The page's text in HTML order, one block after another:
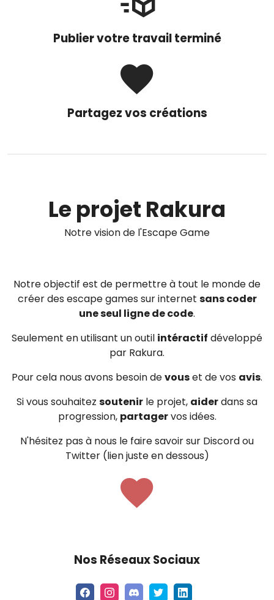
Publier votre travail terminé
Partagez vos créations
Le projet Rakura
Notre vision de l'Escape Game
Notre objectif est de permettre à tout le monde de
créer des escape games sur internet sans coder
une seul ligne de code.
Seulement en utilisant un outil intéractif développé
par Rakura.
Pour cela nous avons besoin devouset de vos avis.
Si vous souhaitez soutenir le projet, aiderdans sa
progression, partagervos idées.
N'hésitez pas à nous le faire savoir sur Discord ou
Twitter (lien juste en dessous)
Nos Réseaux Sociaux